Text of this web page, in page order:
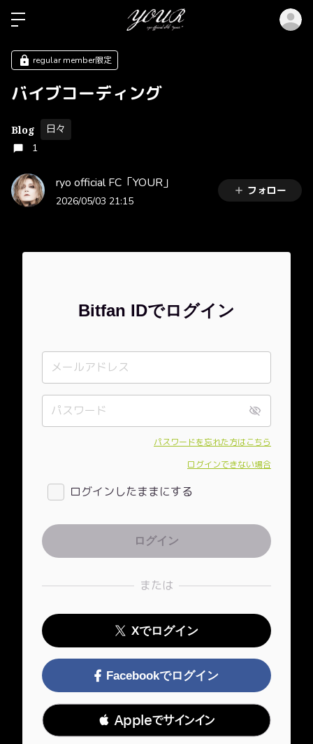
regular member限定
バイブコーディング
Blog
日々
1
ryo official FC「YOUR」
2026/05/03 21:15
フォロー
Bitfan IDでログイン
パスワードを忘れた方はこちら
ログインできない場合
ログインしたままにする
または
Xでログイン
Facebookでログイン
 Appleでサインイン